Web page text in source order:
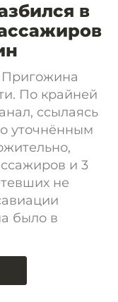
в
Пригожина
По крайней
ссылаясь
уточнённым
и 3
не
было в